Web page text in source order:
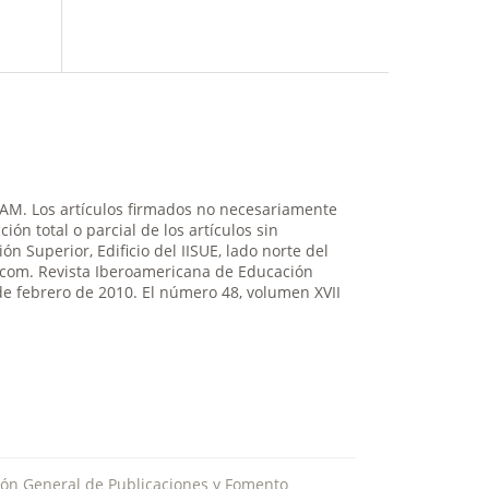
Los artículos firmados no necesariamente
total o parcial de los artículos sin
Superior, Edificio del IISUE, lado norte del
Revista Iberoamericana de Educación
de 2010. El número 48, volumen XVII
General de Publicaciones y Fomento